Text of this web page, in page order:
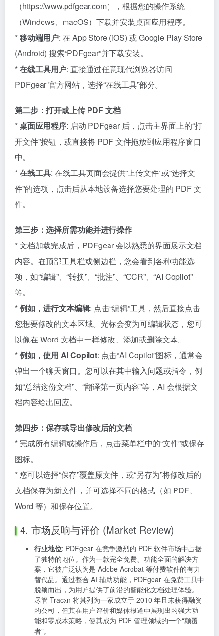
（https://www.pdfgear.com），根据您的操作系统
（Windows、macOS）下载并安装桌面应用程序。
*移动端用户: 在 App Store (iOS) 或 Google Play Store
(Android) 搜索“PDFgear”并下载安装。
*在线工具用户: 直接通过任意现代浏览器访问
PDFgear 官方网站，选择“在线工具”部分。
第二步：打开或上传 PDF 文档
*桌面应用程序: 启动 PDFgear 后，点击主界面上的“打
开文件”按钮，或直接将 PDF 文件拖放到应用程序窗口
中。
*在线工具: 在线工具页面会提供“上传文件”或“选择文
件”的选项，点击后从本地设备选择您要处理的 PDF 文
件。
第三步：选择所需功能并进行操作
* 文档加载完成后，PDFgear 会以熟悉的界面展示文档
内容。在顶部工具栏或侧边栏，您会看到各种功能选
项，如“编辑”、“转换”、“批注”、“OCR”、“AI Copilot”
等。
*例如，进行文本编辑: 点击“编辑”工具，然后直接点击
您想要修改的文本区域。光标会变为可编辑状态，您可
以像在 Word 文档中一样修改、添加或删除文本。
*例如，使用 AI Copilot: 点击“AI Copilot”图标，通常会
弹出一个聊天窗口。您可以在其中输入问题或指令，例
如“总结这份文档”、“翻译第一页内容”等，AI 会根据文
档内容给出回应。
第四步：保存或导出修改后的文档
* 完成所有编辑或操作后，点击菜单栏中的“文件”或保存
图标。
* 您可以选择“保存”覆盖原文件，或“另存为”将修改后的
文档保存为新文件，并可选择不同的格式（如 PDF、
Word 等）和保存位置。
4. 市场反响与评价 (Market Review)
行业地位: PDFgear 在竞争激烈的 PDF 软件市场中占据
了独特的地位。作为一款完全免费、功能全面的解决方
案，它被广泛认为是 Adobe Acrobat 等付费软件的有力
替代品。通过整合 AI 辅助功能，PDFgear 在免费工具中
脱颖而出，为用户提供了前沿的智能化文档处理体验。
尽管 Tracxn 将其列为一家成立于 2010 年且未获得融资
的公司，但其在用户评价和媒体报道中展现出的强大功
能和零成本策略，使其成为 PDF 管理领域的一个“颠覆
者”。